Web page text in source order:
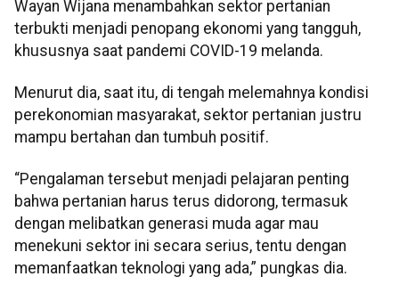
Wayan Wijana menambahkan sektor pertanian
terbukti menjadi penopang ekonomi yang tangguh,
khususnya saat pandemi COVID-19 melanda.
Menurut dia, saat itu, di tengah melemahnya kondisi
perekonomian masyarakat, sektor pertanian justru
mampu bertahan dan tumbuh positif.
“Pengalaman tersebut menjadi pelajaran penting
bahwa pertanian harus terus didorong, termasuk
dengan melibatkan generasi muda agar mau
menekuni sektor ini secara serius, tentu dengan
memanfaatkan teknologi yang ada,” pungkas dia.